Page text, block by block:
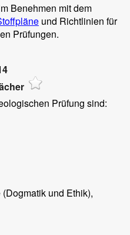
Benehmen mit dem
und Richtlinien für
Prüfungen.
Prüfung sind:
und Ethik),